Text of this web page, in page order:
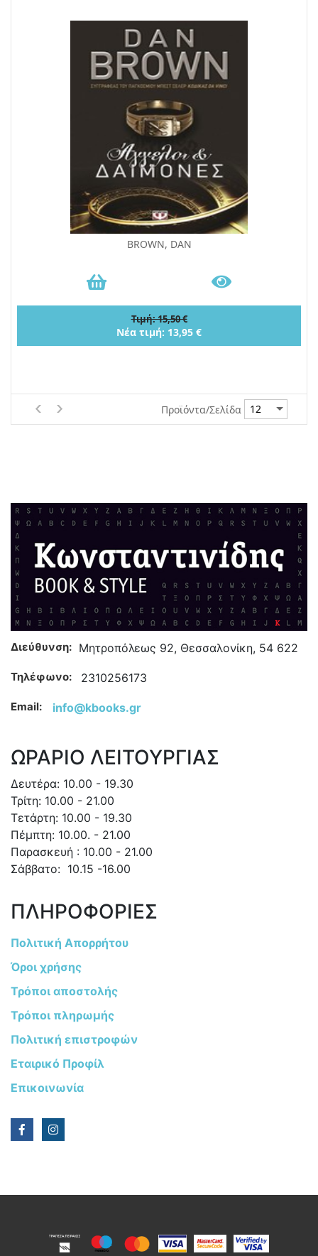
BROWN, DAN
Τιμή: 15,50 €
Νέα τιμή: 13,95 €
Προϊόντα/Σελίδα
Διεύθυνση: Μητροπόλεως 92, Θεσσαλονίκη, 54 622
Τηλέφωνο: 2310256173
Email: info@kbooks.gr
ΩΡΑΡΙΟ ΛΕΙΤΟΥΡΓΙΑΣ
Δευτέρα: 10.00 - 19.30
Τρίτη: 10.00 - 21.00
Τετάρτη: 10.00 - 19.30
Πέμπτη: 10.00. - 21.00
Παρασκευή : 10.00 - 21.00
Σάββατο: 10.15 -16.00
ΠΛΗΡΟΦΟΡΙΕΣ
Πολιτική Απορρήτου
Όροι χρήσης
Τρόποι αποστολής
Τρόποι πληρωμής
Πολιτική επιστροφών
Εταιρικό Προφίλ
Επικοινωνία